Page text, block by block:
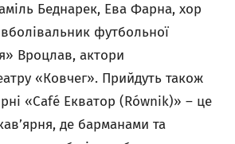
Беднарек, Ева Фарна, хор
вболівальник футбольної
Вроцлав, актори
«Ковчег». Прийдуть також
«Café Екватор (Równik)» – це
де барманами та